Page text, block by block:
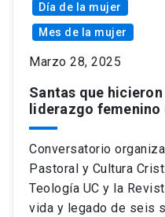
Día de la mujer
Mes de la mujer
Marzo 28, 2025
Santas que
liderazgo femenino
Conversatorio
Pastoral y Cultura
Teología UC y la
vida y legado de seis